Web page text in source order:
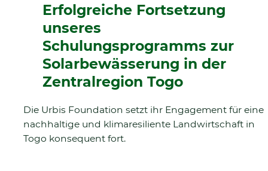
Erfolgreiche Fortsetzung
unseres
Schulungsprogramms zur
Solarbewässerung in der
Zentralregion Togo
Die Urbis Foundation setzt ihr Engagement für eine
nachhaltige und klimaresiliente Landwirtschaft in
Togo konsequent fort.